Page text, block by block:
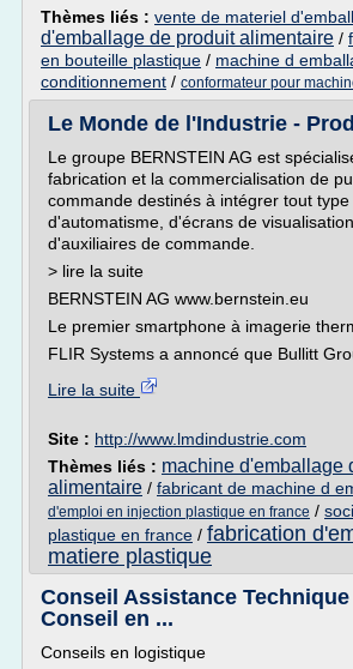
Thèmes liés : vente de materiel
d'emballage de produit alimentaire /
en bouteille plastique / machine d
conditionnement / conformateur pour
Le Monde de l'Industrie -
Le groupe BERNSTEIN AG est
fabrication et la commercialisation de
commande destinés à intégrer tout
d'automatisme, d'écrans de
d'auxiliaires de commande.
> lire la suite
BERNSTEIN AG www.bernstein.eu
Le premier smartphone à imagerie
FLIR Systems a annoncé que Bullitt
Lire la suite
Site : http://www.lmdindustrie.com
Thèmes liés : machine d'emballage
alimentaire / fabricant de machine d
d'emploi en injection plastique en france /
plastique en france / fabrication
matiere plastique
Conseil Assistance
Conseil en ...
Conseils en logistique